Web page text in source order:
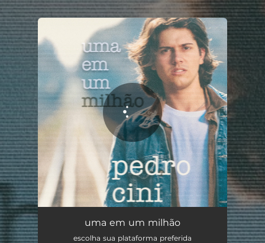
You're all set!
Uma Em Um Milhão
uma em um milhão
escolha sua plataforma preferida
.